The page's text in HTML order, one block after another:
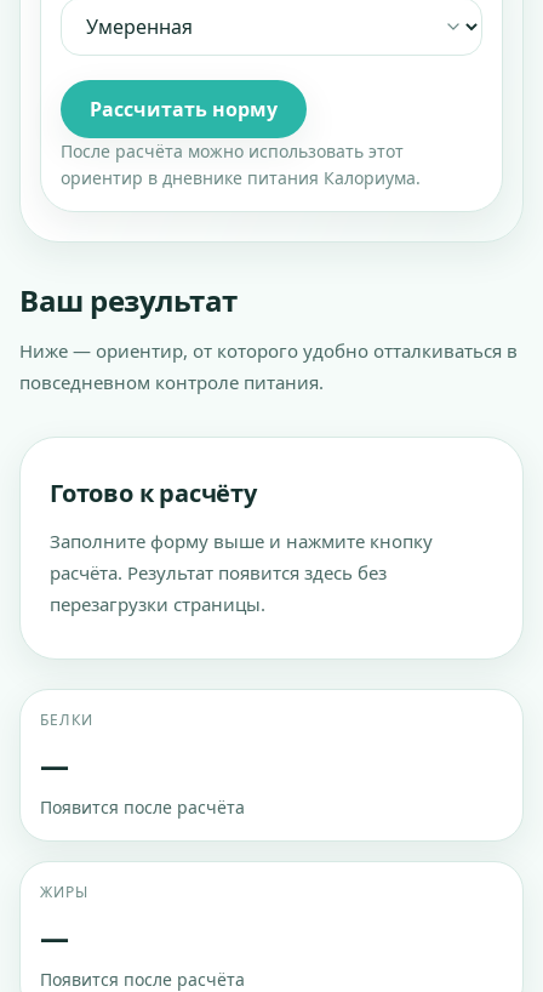
Рассчитать норму
После расчёта можно использовать этот
ориентир в дневнике питания Калориума.
Ваш результат
Ниже — ориентир, от которого удобно отталкиваться в
повседневном контроле питания.
Готово к расчёту
Заполните форму выше и нажмите кнопку
расчёта. Результат появится здесь без
перезагрузки страницы.
БЕЛКИ
—
Появится после расчёта
ЖИРЫ
—
Появится после расчёта